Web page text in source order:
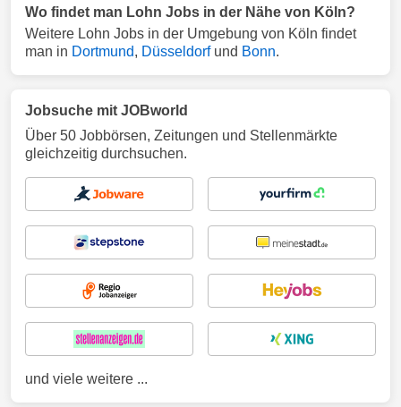
Wo findet man Lohn Jobs in der Nähe von Köln?
Weitere Lohn Jobs in der Umgebung von Köln findet
man in Dortmund, Düsseldorfund Bonn.
Jobsuche mit JOBworld
Über 50 Jobbörsen, Zeitungen und Stellenmärkte
gleichzeitig durchsuchen.
und viele weitere ...